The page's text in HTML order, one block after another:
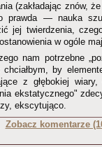
(zakładając znów,
prawda — nauka
jej twierdzenia,
w ogóle
nam potrzebne
by
z głębokiej
ekstatycznego"
ekscytująco.
Zobacz komentarze